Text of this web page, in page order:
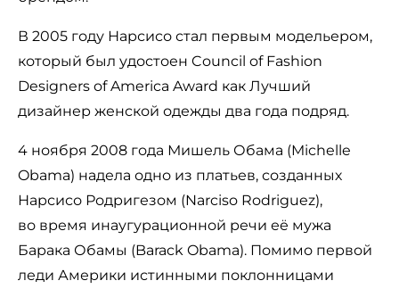
В 2005 году Нарсисо стал первым модельером,
который был удостоен Council of Fashion
Designers of America Award как Лучший
дизайнер женской одежды два года подряд.
4 ноября 2008 года Мишель Обама (Michelle
Obama) надела одно из платьев, созданных
Нарсисо Родригезом (Narciso Rodriguez),
во время инаугурационной речи её мужа
Барака Обамы (Barack Obama). Помимо первой
леди Америки истинными поклонницами